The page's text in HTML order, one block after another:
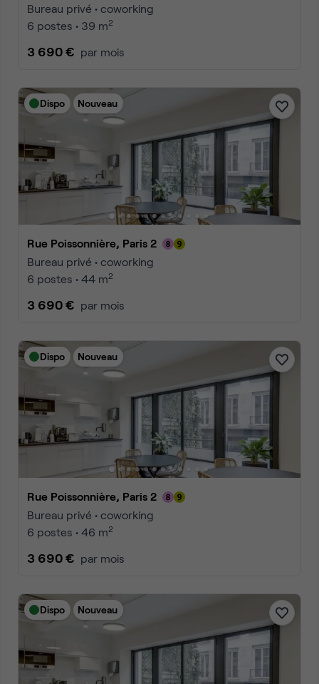
Bureau privé • coworking
6 postes • 39 m2
3 690 € par mois
Dispo Nouveau
Rue Poissonnière, Paris 2
Bureau privé • coworking
6 postes • 44 m2
3 690 € par mois
Dispo Nouveau
Rue Poissonnière, Paris 2
Bureau privé • coworking
6 postes • 46 m2
3 690 € par mois
Dispo Nouveau